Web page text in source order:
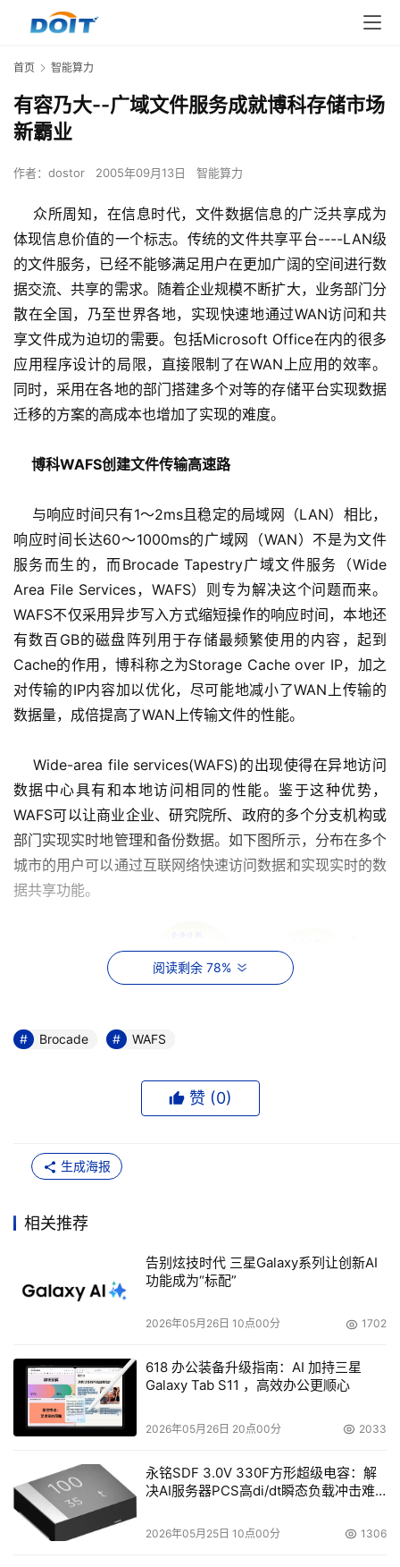
首页 智能算力
有容乃大--广域文件服务成就博科存储市场
新霸业
作者： dostor 2005年09月13日 智能算力
众所周知，在信息时代，文件数据信息的广泛共享成为
体现信息价值的一个标志。传统的文件共享平台----LAN级
的文件服务，已经不能够满足用户在更加广阔的空间进行数
据交流、共享的需求。随着企业规模不断扩大，业务部门分
散在全国，乃至世界各地，实现快速地通过WAN访问和共
享文件成为迫切的需要。包括Microsoft Office在内的很多
应用程序设计的局限，直接限制了在WAN上应用的效率。
同时，采用在各地的部门搭建多个对等的存储平台实现数据
迁移的方案的高成本也增加了实现的难度。
博科WAFS创建文件传输高速路
与响应时间只有1～2ms且稳定的局域网（LAN）相比，
响应时间长达60～1000ms的广域网（WAN）不是为文件
服务而生的，而Brocade Tapestry广域文件服务（Wide
Area File Services，WAFS）则专为解决这个问题而来。
WAFS不仅采用异步写入方式缩短操作的响应时间，本地还
有数百GB的磁盘阵列用于存储最频繁使用的内容，起到
Cache的作用，博科称之为Storage Cache over IP，加之
对传输的IP内容加以优化，尽可能地减小了WAN上传输的
数据量，成倍提高了WAN上传输文件的性能。
Wide-area file services(WAFS)的出现使得在异地访问
数据中心具有和本地访问相同的性能。鉴于这种优势，
WAFS可以让商业企业、研究院所、政府的多个分支机构或
部门实现实时地管理和备份数据。如下图所示，分布在多个
城市的用户可以通过互联网络快速访问数据和实现实时的数
据共享功能。
在其他方面WAFS也表现了其绝对的优势：支持所有用户
对备份数据的即时、全天候地读写访问，可以和LAN技术平
高数据安全性，简单、快速的系统恢复等等。在现实的应用
中有着非常积极的意义。
个开创性解决方案，真真正正地实现了WAFS的应用价值。
通过在数据中心和远端办公室部署了独特设备之间的专用通
讯，博科 Tapestry WAFS可以实现在最优化的性能和可靠
性。在超越WAN的带宽和可靠性之外，Tapestry提供了集
中化的管理、提高的数据完整性并降低了整个的存储开销。
软正在和Tapestry WAFS团队合作，推出针对企业级用户
的Windows Storage Server 2003，以满足这些用户对
WAN上的从边缘到核心性能尽可能高的要求。
阅读剩余 78%
Brocade WAFS
赞 (0)
生成海报
相关推荐
告别炫技时代 三星Galaxy系列让创新AI
功能成为“标配”
2026年05月26日 10点00分 1702
618 办公装备升级指南：AI 加持三星
Galaxy Tab S11 ，高效办公更顺心
2026年05月26日 20点00分 2033
永铭SDF 3.0V 330F方形超级电容：解
决AI服务器PCS高di/dt瞬态负载冲击难
2026年05月25日 10点00分 1306